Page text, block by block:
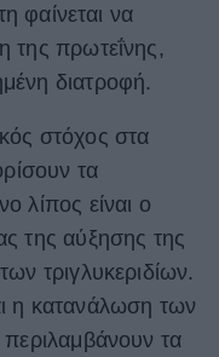
φαίνεται να
της πρωτεΐνης,
διατροφή.
στόχος στα
τα
λίπος είναι ο
της αύξησης της
τριγλυκεριδίων.
η κατανάλωση των
τα